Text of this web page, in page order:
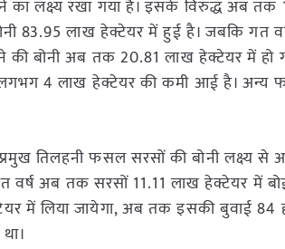
लक्ष्य रखा गया है। इसके विरुद्ध अब तक
83.95 लाख हेक्टेयर में हुई है। जबकि गत
बोनी अब तक 20.81 लाख हेक्टेयर में हो
4 लाख हेक्टेयर की कमी आई है।
तिलहनी फसल सरसों की बोनी लक्ष्य
वर्ष अब तक सरसों 11.11 लाख हेक्टेयर में
में लिया जायेगा, अब तक इसकी बुवाई 84